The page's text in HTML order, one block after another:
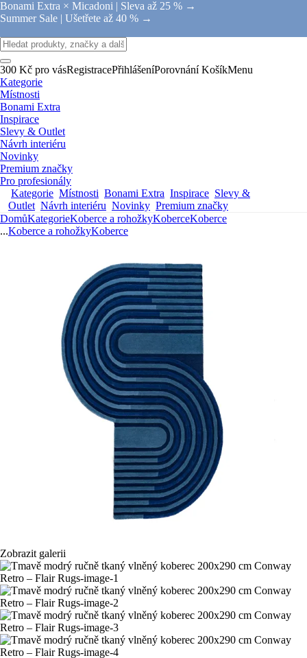
Bonami Extra × Micadoni | Sleva až 25 % →
Summer Sale | Ušetřete až 40 % →
300 Kč pro vásRegistracePřihlášeníPorovnání KošíkMenu
Kategorie
Místnosti
Bonami Extra
Inspirace
Slevy & Outlet
Návrh interiéru
Novinky
Premium značky
Pro profesionály
Kategorie Místnosti Bonami Extra Inspirace Slevy &
Outlet Návrh interiéru Novinky Premium značky
DomůKategorieKoberce a rohožkyKoberceKoberce
...Koberce a rohožkyKoberce
Zobrazit galerii